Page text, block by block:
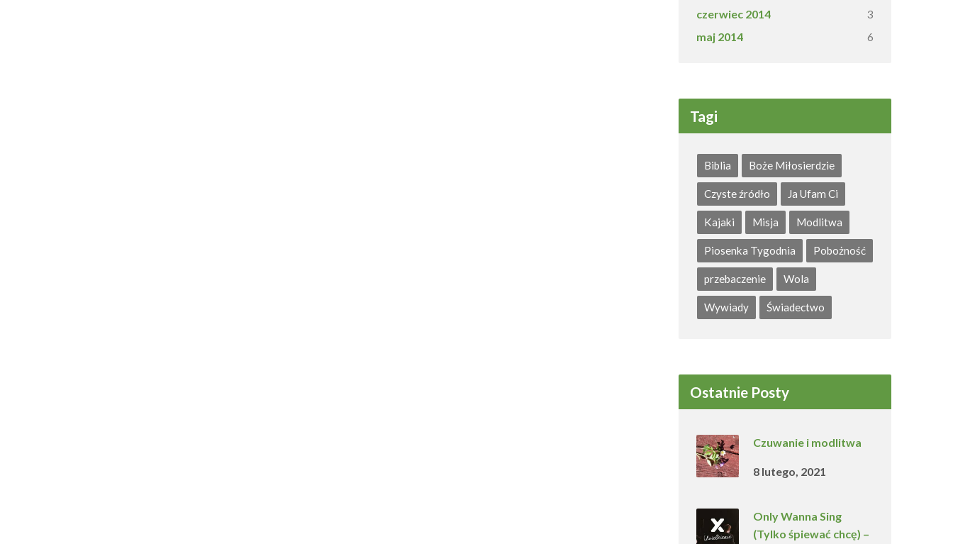
czerwiec 2014 3
maj 2014 6
Tagi
Biblia Boże Miłosierdzie
Czyste źródło Ja Ufam Ci
Kajaki Misja Modlitwa
Piosenka Tygodnia Pobożność
przebaczenie Wola
Wywiady Świadectwo
Ostatnie Posty
Czuwanie i modlitwa
8 lutego, 2021
Only Wanna Sing
(Tylko śpiewać chcę) –